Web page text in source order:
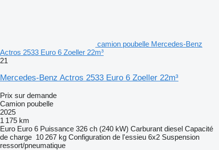
camion poubelle Mercedes-Benz
Actros 2533 Euro 6 Zoeller 22m³
21
Mercedes-Benz Actros 2533 Euro 6 Zoeller 22m³
Prix sur demande
Camion poubelle
2025
1 175 km
Euro Euro 6 Puissance 326 ch (240 kW) Carburant diesel Capacité
de charge 10 267 kg Configuration de l'essieu 6x2 Suspension
ressort/pneumatique